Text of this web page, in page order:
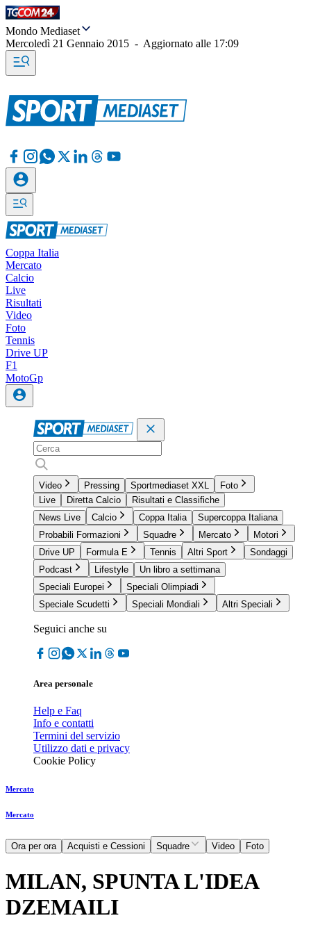
Mondo Mediaset
Mercoledì 21 Gennaio 2015 - Aggiornato alle 17:09
Coppa Italia
Mercato
Calcio
Live
Risultati
Video
Foto
Tennis
Drive UP
F1
MotoGp
Video Pressing Sportmediaset XXL
Foto
Live
Diretta Calcio
Risultati e Classifiche
News Live
Calcio Coppa Italia
Supercoppa Italiana
Probabili Formazioni
Squadre Mercato
Motori
Drive UP
Formula E Tennis Altri Sport
Sondaggi
Podcast
Lifestyle
Un libro a settimana
Speciali Europei
Speciali Olimpiadi
Speciale Scudetti
Speciali Mondiali Altri Speciali
Seguici anche su
Area personale
Help e Faq
Info e contatti
Termini del servizio
Utilizzo dati e privacy
Cookie Policy
Mercato
Mercato
Ora per ora Acquisti e Cessioni Squadre Video Foto
MILAN, SPUNTA L'IDEA
DZEMAILI